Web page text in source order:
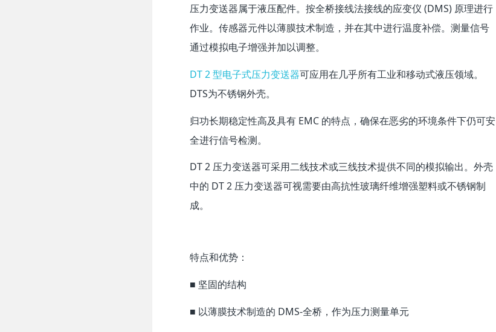
压力变送器属于液压配件。按全桥接线法接线的应变仪 (DMS) 原理进行
作业。传感器元件以薄膜技术制造，并在其中进行温度补偿。测量信号
通过模拟电子增强并加以调整。
DT 2 型电子式压力变送器可应用在几乎所有工业和移动式液压领域。
DTS为不锈钢外壳。
归功长期稳定性高及具有 EMC 的特点，确保在恶劣的环境条件下仍可安
全进行信号检测。
DT 2 压力变送器可采用二线技术或三线技术提供不同的模拟输出。外壳
中的 DT 2 压力变送器可视需要由高抗性玻璃纤维增强塑料或不锈钢制
成。
特点和优势：
■ 坚固的结构
■ 以薄膜技术制造的 DMS-全桥，作为压力测量单元